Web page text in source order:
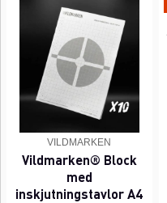
VILDMARKEN
Vildmarken® Block
med
inskjutningstavlor A4